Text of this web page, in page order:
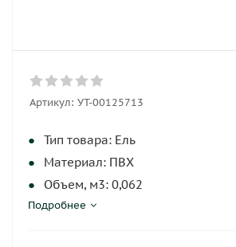
Артикул: УТ-00125713
Тип товара: Ель
Материал: ПВХ
Объем, м3: 0,062
Вес, кг: 6,06
Подробнее